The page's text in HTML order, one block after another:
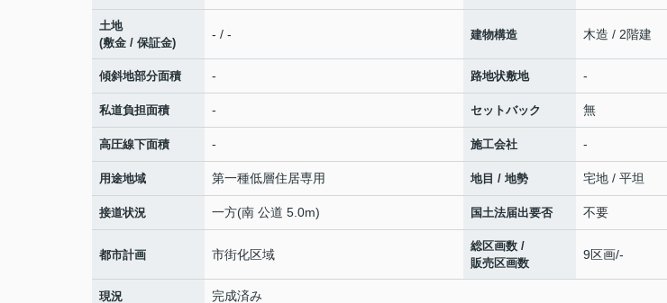
土地
(敷金 / 保証金)
- / - 建物構造 木造 / 2階建
傾斜地部分面積 - 路地状敷地 -
私道負担面積 - セットバック 無
高圧線下面積 - 施工会社 -
用途地域 第一種低層住居専用 地目 / 地勢 宅地 / 平坦
接道状況 一方(南 公道 5.0m) 国土法届出要否 不要
都市計画 市街化区域
総区画数 /
販売区画数
9区画/-
現況 完成済み